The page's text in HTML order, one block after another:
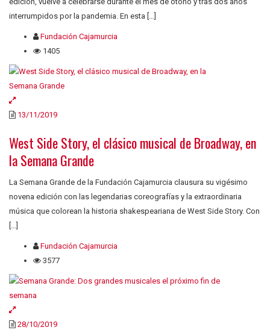
interrumpidos por la pandemia. En esta […]
Fundación Cajamurcia
1405
13/11/2019
West Side Story, el clásico musical de Broadway, en
la Semana Grande
La Semana Grande de la Fundación Cajamurcia clausura su vigésimo
novena edición con las legendarias coreografías y la extraordinaria
música que colorean la historia shakespeariana de West Side Story. Con
[…]
Fundación Cajamurcia
3577
28/10/2019